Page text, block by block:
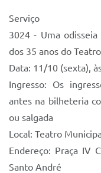
Serviço
3024 - Uma
dos 35 anos do
Data: 11/10 (sexta),
Ingresso: Os
antes na bilheteria
ou salgada
Local: Teatro
Endereço: Praça IV
Santo André